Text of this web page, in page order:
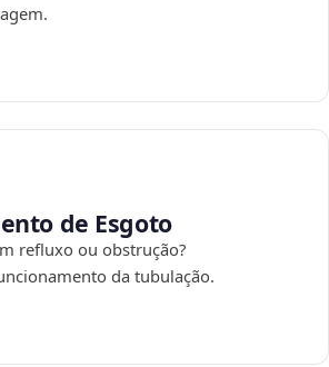
de Esgoto
refluxo ou obstrução?
da tubulação.